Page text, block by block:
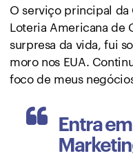
O serviço principal da
Loteria Americana de
surpresa da vida, fui
moro nos EUA.
foco de meus
Entra